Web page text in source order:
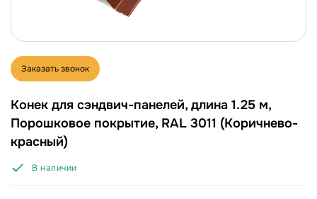
Заказать звонок
Конек для сэндвич-панелей, длина 1.25 м,
Порошковое покрытие, RAL 3011 (Коричнево-
красный)
В наличии